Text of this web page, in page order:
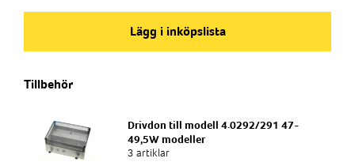
Ljuskälla
6900lm
Färgtemperatur
6000K
Användningsområde
Eftermontage i befintliga nische
Färgtemperatur
Bassäng
Användningsområde
Ljusflöde
Bassäng
Användningsområde
Ljuskälla
Art.nr
Bassäng
Användningsområde
Eftermontage i befintliga nische
Lägg i inköpslista
Tillbehör
Drivdon till modell 4.0292/291 47-
49,5W modeller
3 artiklar